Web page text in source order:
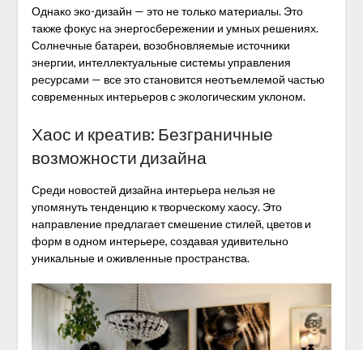
Однако эко-дизайн — это не только материалы. Это
также фокус на энергосбережении и умных решениях.
Солнечные батареи, возобновляемые источники
энергии, интеллектуальные системы управления
ресурсами — все это становится неотъемлемой частью
современных интерьеров с экологическим уклоном.
Хаос и креатив: Безграничные
возможности дизайна
Среди новостей дизайна интерьера нельзя не
упомянуть тенденцию к творческому хаосу. Это
направление предлагает смешение стилей, цветов и
форм в одном интерьере, создавая удивительно
уникальные и оживленные пространства.